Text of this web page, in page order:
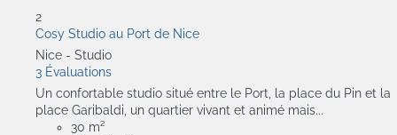
2
Cosy Studio au Port de Nice
Nice - Studio
3 Évaluations
Un confortable studio situé entre le Port, la place du Pin et la
place Garibaldi, un quartier vivant et animé mais...
30 m²